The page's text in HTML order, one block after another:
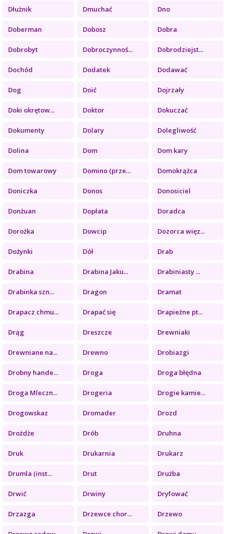
Dłużnik Dmuchać Dno
Doberman Dobosz Dobra
Dobrobyt Dobroczynnoś... Dobrodziejst...
Dochód Dodatek Dodawać
Dog Doić Dojrzały
Doki okrętow... Doktor Dokuczać
Dokumenty Dolary Dolegliwość
Dolina Dom Dom kary
Dom towarowy Domino (prze... Domokrążca
Doniczka Donos Donosiciel
Donżuan Dopłata Doradca
Dorożka Dowcip Dozorca więz...
Dożynki Dół Drab
Drabina Drabina Jaku... Drabiniasty ...
Drabinka szn... Dragon Dramat
Drapacz chmu... Drapać się Drapieżne pt...
Drąg Dreszcze Drewniaki
Drewniane na... Drewno Drobiazgi
Drobny hande... Droga Droga błędna
Droga Mleczn... Drogeria Drogie kamie...
Drogowskaz Dromader Drozd
Drożdże Drób Druhna
Druk Drukarnia Drukarz
Drumla (inst... Drut Drużba
Drwić Drwiny Dryfować
Drzazga Drzewce chor... Drzewo